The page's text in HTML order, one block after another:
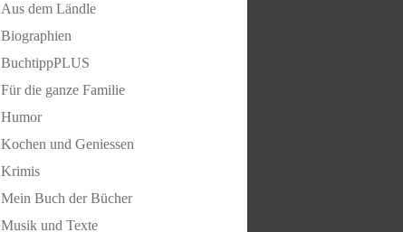
Aus dem Ländle
Biographien
BuchtippPLUS
Für die ganze Familie
Humor
Kochen und Geniessen
Krimis
Mein Buch der Bücher
Musik und Texte